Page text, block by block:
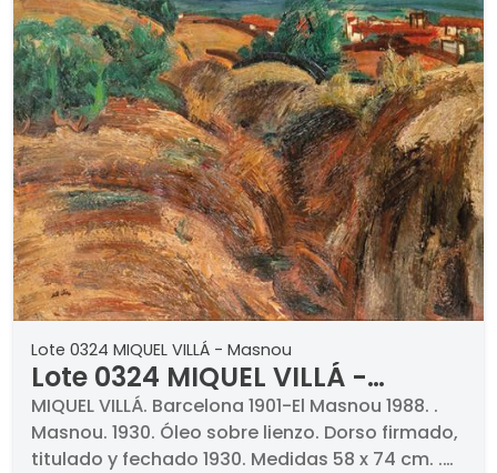
Lote 0324 MIQUEL VILLÁ - Masnou
Lote 0324 MIQUEL VILLÁ -
Masnou
MIQUEL VILLÁ. Barcelona 1901-El Masnou 1988. .
Masnou. 1930. Óleo sobre lienzo. Dorso firmado,
titulado y fechado 1930. Medidas 58 x 74 cm. .